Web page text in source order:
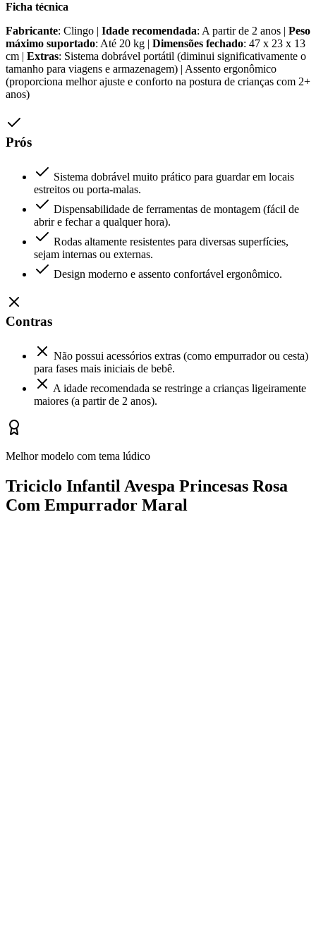
Ficha técnica
Fabricante: Clingo | Idade recomendada: A partir de 2 anos | Peso
máximo suportado: Até 20 kg | Dimensões fechado: 47 x 23 x 13
cm | Extras: Sistema dobrável portátil (diminui significativamente o
tamanho para viagens e armazenagem) | Assento ergonômico
(proporciona melhor ajuste e conforto na postura de crianças com 2+
anos)
Prós
Sistema dobrável muito prático para guardar em locais
estreitos ou porta-malas.
Dispensabilidade de ferramentas de montagem (fácil de
abrir e fechar a qualquer hora).
Rodas altamente resistentes para diversas superfícies,
sejam internas ou externas.
Design moderno e assento confortável ergonômico.
Contras
Não possui acessórios extras (como empurrador ou cesta)
para fases mais iniciais de bebê.
A idade recomendada se restringe a crianças ligeiramente
maiores (a partir de 2 anos).
Melhor modelo com tema lúdico
Triciclo Infantil Avespa Princesas Rosa
Com Empurrador Maral